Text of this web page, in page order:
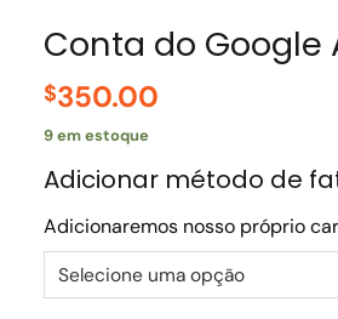
Conta do Google
$350.00
9 em estoque
Adicionar método de
Adicionaremos nosso próprio